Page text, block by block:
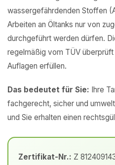
wassergefährdenden Stoffen
Arbeiten an Öltanks nur von
durchgeführt werden dürfen.
regelmäßig vom TÜV
Auflagen erfüllen.
Das bedeutet für Sie: Ihre
fachgerecht, sicher und
und Sie erhalten einen
Zertifikat-Nr.: Z